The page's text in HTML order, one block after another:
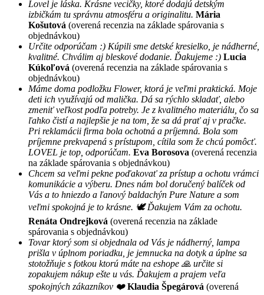
Lovel je láska. Krásne vecičky, ktoré dodajú detským
izbičkám tu správnu atmosféru a originalitu. Mária
Košutová (overená recenzia na základe spárovania s
objednávkou)
Určite odporúčam :) Kúpili sme detské kresielko, je nádherné,
kvalitné. Chválim aj bleskové dodanie. Ďakujeme :) Lucia
Kúkoľová (overená recenzia na základe spárovania s
objednávkou)
Máme doma podložku Flower, ktorá je veľmi praktická. Moje
deti ich využívajú od malička. Dá sa rýchlo skladať, alebo
zmeniť veľkost podľa potreby. Je z kvalitného materiálu, čo sa
ľahko čistí a najlepšie je na tom, že sa dá prať aj v pračke.
Pri reklamácii firma bola ochotná a príjemná. Bola som
príjemne prekvapená s prístupom, cítila som že chcú pomôcť.
LOVEL je top, odporúčam. Eva Borosova (overená recenzia
na základe spárovania s objednávkou)
Chcem sa veľmi pekne poďakovať za prístup a ochotu vrámci
komunikácie a výberu. Dnes nám bol doručený balíček od
Vás a to hniezdo a ľanový baldachýn Pure Nature a som
veľmi spokojná je to krásne. 🕊 Ďakujem Vám za ochotu.
Renáta Ondrejková (overená recenzia na základe
spárovania s objednávkou)
Tovar ktorý som si objednala od Vás je nádherný, lampa
prišla v úplnom poriadku, je jemnucka na dotyk a úplne sa
stotožňuje s fotkou ktorú máte na eshope 🙏 určite si
zopakujem nákup ešte u vás. Ďakujem a prajem veľa
spokojných zákazníkov ❤️ Klaudia Špegárová (overená